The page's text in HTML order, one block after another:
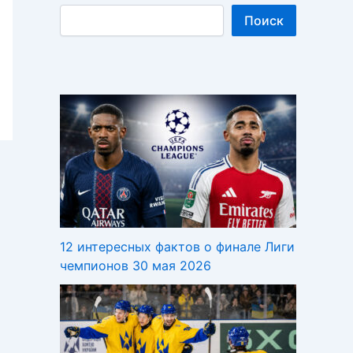
Поиск
12 интересных фактов о финале Лиги
чемпионов 30 мая 2026